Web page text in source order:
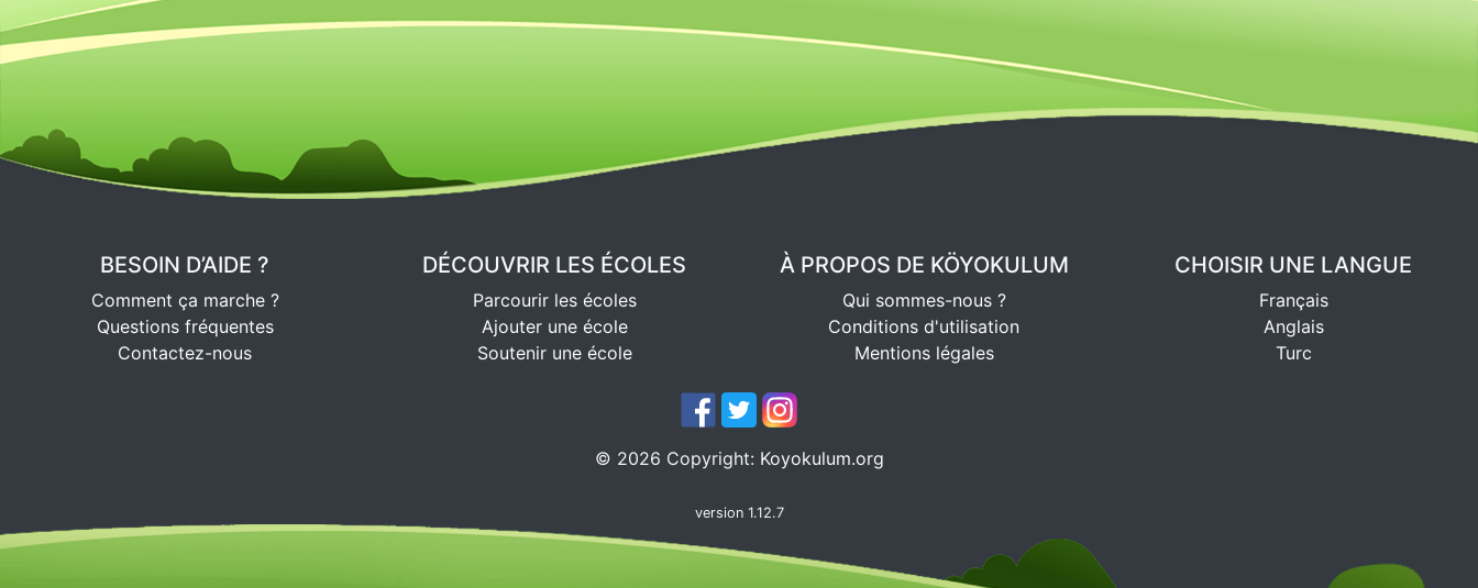
BESOIN D’AIDE ?
Comment ça marche ?
Questions fréquentes
Contactez-nous
DÉCOUVRIR LES ÉCOLES
Parcourir les écoles
Ajouter une école
Soutenir une école
À PROPOS DE KÖYOKULUM
Qui sommes-nous ?
Conditions d'utilisation
Mentions légales
CHOISIR UNE LANGUE
Français
Anglais
Turc
© 2026 Copyright: Koyokulum.org
version 1.12.7